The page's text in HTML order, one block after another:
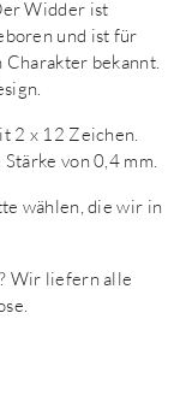
Widder ist
und ist für
bekannt.
2 x 12 Zeichen.
von 0,4 mm.
wählen, die wir in
Wir liefern alle